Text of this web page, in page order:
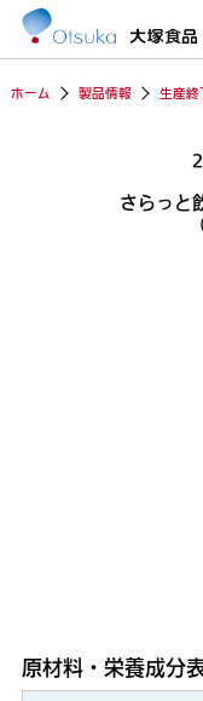
ホーム 製品情報 生産終
さらっと
原材料・栄養成分